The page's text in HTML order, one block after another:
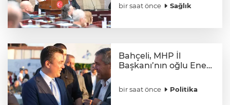
bir saat önce Sağlık
Bahçeli, MHP İl
Başkanı’nın oğlu Enes
katıldı
bir saat önce Politika